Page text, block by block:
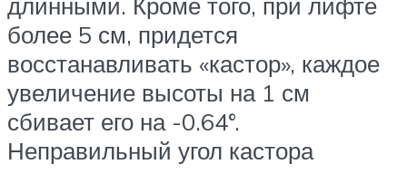
более 5 см, придется
восстанавливать «кастор», каждое
увеличение высоты на 1 см
сбивает его на -0.64°.
Неправильный угол кастора